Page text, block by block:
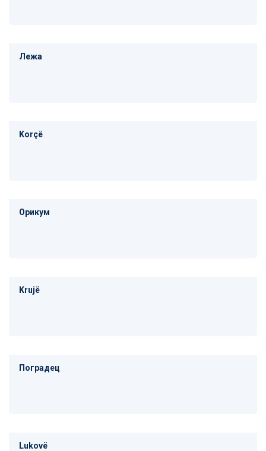
Лежа
Korçë
Орикум
Krujë
Поградец
Lukovë